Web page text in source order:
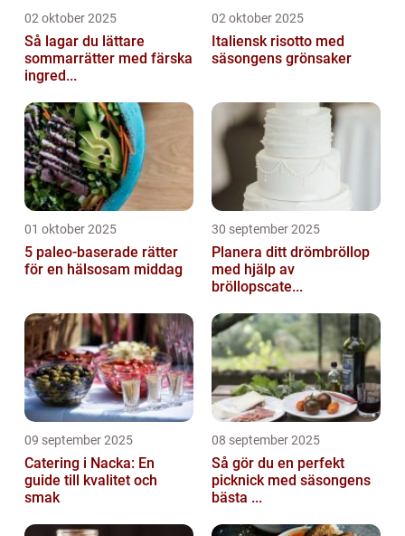
02 oktober 2025
Så lagar du lättare
sommarrätter med färska
ingred...
02 oktober 2025
Italiensk risotto med
säsongens grönsaker
01 oktober 2025
5 paleo-baserade rätter
för en hälsosam middag
30 september 2025
Planera ditt drömbröllop
med hjälp av
bröllopscate...
09 september 2025
Catering i Nacka: En
guide till kvalitet och
smak
08 september 2025
Så gör du en perfekt
picknick med säsongens
bästa ...